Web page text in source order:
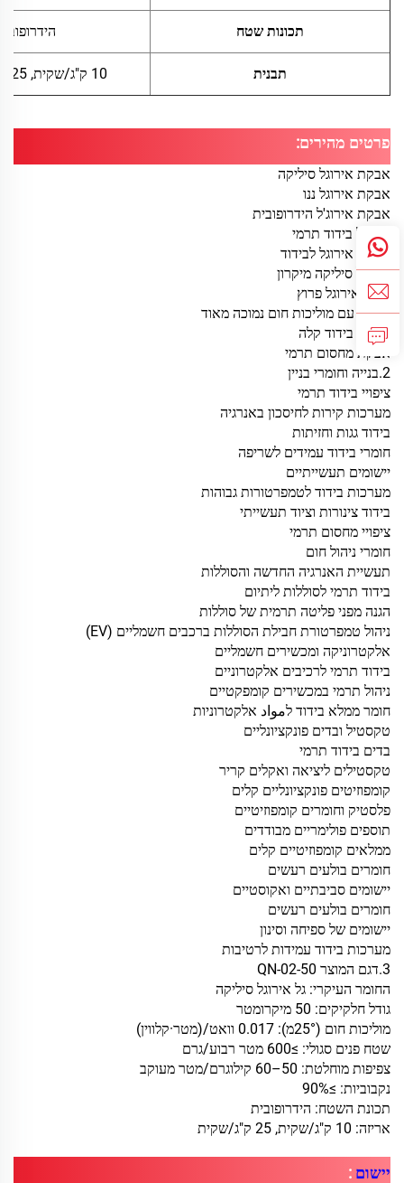
תכונות שטח הידרופובי
תבנית 10 ק"ג/שקית, 25 ק"ג/שקית
פרטים מהירים:
אבקת אירוגל סיליקה
אבקת אירוגל ננו
אבקת אירוג'ל הידרופובית
אירוגל בידוד תרמי
אבקת אירוגל לבידוד
אירוגל סיליקה מיקרון
חומר אירוגל פרוץ
אבקה עם מוליכות חום נמוכה מאוד
אבקת בידוד קלה
אבקת מחסום תרמי
2
.בנייה וחומרי בניין
ציפויי בידוד תרמי
מערכות קירות לחיסכון באנרגיה
בידוד גגות וחזיתות
חומרי בידוד עמידים לשריפה
יישומים תעשייתיים
מערכות בידוד לטמפרטורות גבוהות
בידוד צינורות וציוד תעשייתי
ציפויי מחסום תרמי
חומרי ניהול חום
תעשיית האנרגיה החדשה והסוללות
בידוד תרמי לסוללות ליתיום
הגנה מפני פליטה תרמית של סוללות
ניהול טמפרטורת חבילת הסוללות ברכבים חשמליים (EV)
אלקטרוניקה ומכשירים חשמליים
בידוד תרמי לרכיבים אלקטרוניים
ניהול תרמי במכשירים קומפקטיים
חומר ממלא בידוד לمواد אלקטרוניות
טקסטיל ובדים פונקציונליים
בדים בידוד תרמי
טקסטילים ליציאה ואקלים קריר
קומפוזיטים פונקציונליים קלים
פלסטיק וחומרים קומפוזיטיים
תוספים פולימריים מבודדים
ממלאים קומפוזיטיים קלים
חומרים בולעים רעשים
יישומים סביבתיים ואקוסטיים
חומרים בולעים רעשים
יישומים של ספיחה וסינון
מערכות בידוד עמידות לרטיבות
3
.דגם המוצר QN-02-50
החומר העיקרי: גל אירוגל סיליקה
גודל חלקיקים: 50 מיקרומטר
מוליכות חום (25°מ): 0.017 וואט/(מטר·קלווין)
שטח פנים סגולי: ≥600 מטר רבוע/גרם
צפיפות מוחלטת: 50–60 קילוגרם/מטר מעוקב
נקבוביות: ≥90%
תכונת השטח: הידרופובית
אריזה: 10 ק"ג/שקית, 25 ק"ג/שקית
יישום :